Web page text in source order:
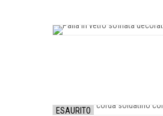
ESAURITO